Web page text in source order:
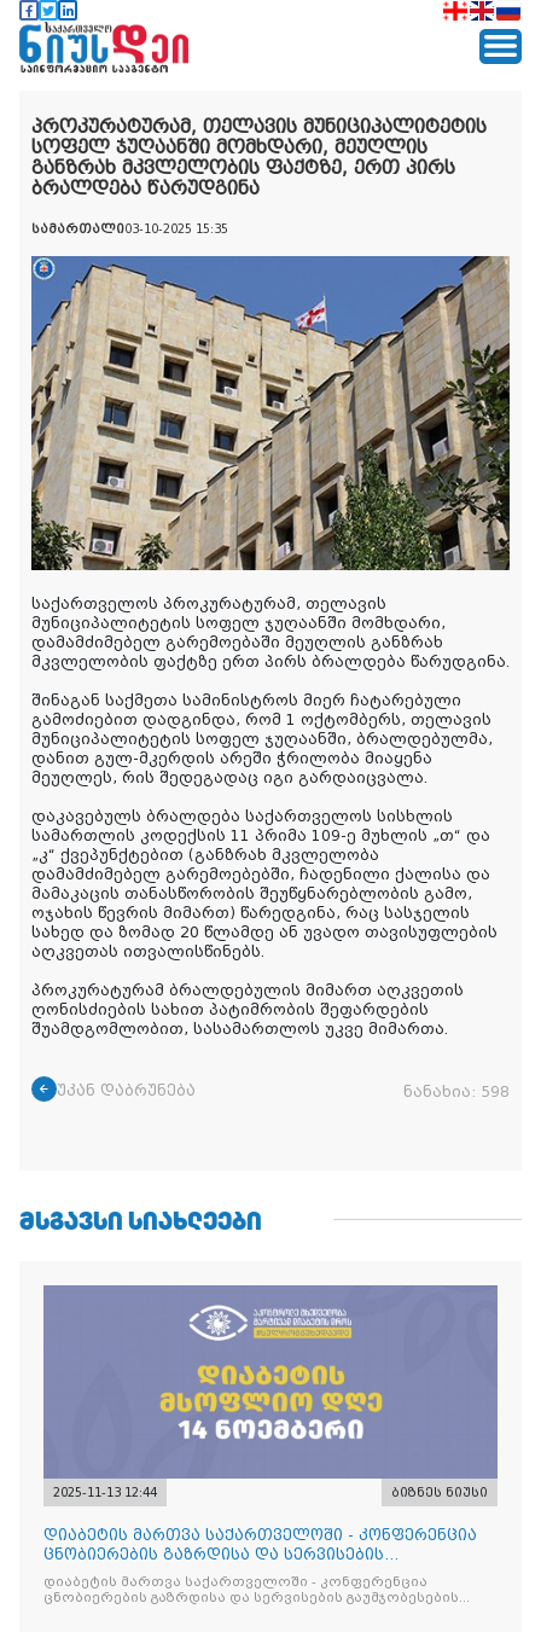
პროკურატურამ, თელავის მუნიციპალიტეტის
სოფელ ჯუღაანში მომხდარი, მეუღლის
განზრახ მკვლელობის ფაქტზე, ერთ პირს
ბრალდება წარუდგინა
სამართალი03-10-2025 15:35
საქართველოს პროკურატურამ, თელავის
მუნიციპალიტეტის სოფელ ჯუღაანში მომხდარი,
დამამძიმებელ გარემოებაში მეუღლის განზრახ
მკვლელობის ფაქტზე ერთ პირს ბრალდება წარუდგინა.
შინაგან საქმეთა სამინისტროს მიერ ჩატარებული
გამოძიებით დადგინდა, რომ 1 ოქტომბერს, თელავის
მუნიციპალიტეტის სოფელ ჯუღაანში, ბრალდებულმა,
დანით გულ-მკერდის არეში ჭრილობა მიაყენა
მეუღლეს, რის შედეგადაც იგი გარდაიცვალა.
დაკავებულს ბრალდება საქართველოს სისხლის
სამართლის კოდექსის 11 პრიმა 109-ე მუხლის „თ“ და
„კ“ ქვეპუნქტებით (განზრახ მკვლელობა
დამამძიმებელ გარემოებებში, ჩადენილი ქალისა და
მამაკაცის თანასწორობის შეუწყნარებლობის გამო,
ოჯახის წევრის მიმართ) წარედგინა, რაც სასჯელის
სახედ და ზომად 20 წლამდე ან უვადო თავისუფლების
აღკვეთას ითვალისწინებს.
პროკურატურამ ბრალდებულის მიმართ აღკვეთის
ღონისძიების სახით პატიმრობის შეფარდების
შუამდგომლობით, სასამართლოს უკვე მიმართა.
უკან დაბრუნება ნანახია: 598
ᲛᲡᲒᲐᲕᲡᲘ ᲡᲘᲐᲮᲚᲔᲔᲑᲘ
2025-11-13 12:44 ბიზნეს ნიუსი
დიაბეტის მართვა საქართველოში - კონფერენცია
ცნობიერების გაზრდისა და სერვისების
გაუმჯობესების მიზნით
დიაბეტის მართვა საქართველოში - კონფერენცია
ცნობიერების გაზრდისა და სერვისების გაუმჯობესების